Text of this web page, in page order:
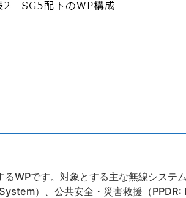
WPです。対象とする主な無線システ
）、公共安全・災害救援（